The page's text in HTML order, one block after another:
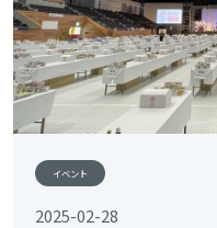
イベント
2025-02-28